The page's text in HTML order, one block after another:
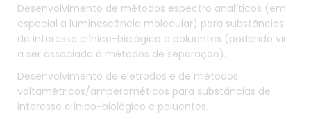
Desenvolvimento de métodos espectro analíticos (em
especial a luminescência molecular) para substâncias
de interesse clínico-biológico e poluentes (podendo vir
a ser associado à métodos de separação).
Desenvolvimento de eletrodos e de métodos
voltamétricos/amperométicos para substâncias de
interesse clínico-biológico e poluentes.